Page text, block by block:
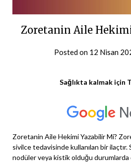
Zoretanin Aile
Posted on 12 Nisan
Sağlıkta kalmak için
Zoretanin Aile Hekimi Yazabilir Mi?
sivilce tedavisinde kullanılan bir
nodüler veya kistik olduğu durumlarda